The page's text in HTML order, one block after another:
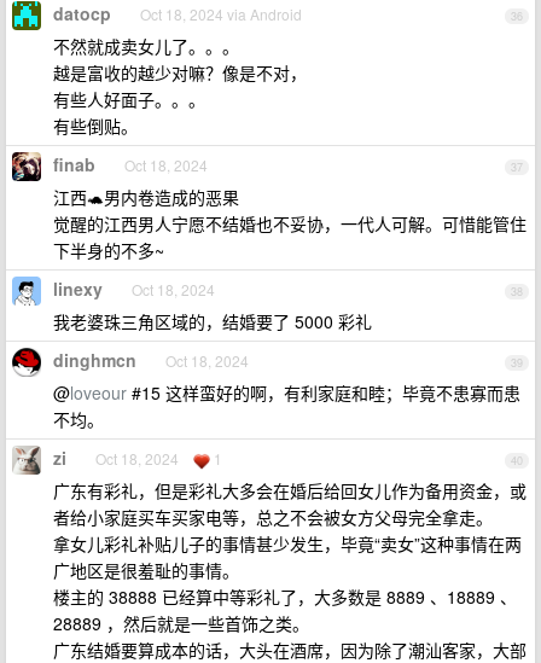
36
datocp Oct 18, 2024 via Android
不然就成卖女儿了。。。
越是富收的越少对嘛？像是不对，
有些人好面子。。。
有些倒贴。
37
finab Oct 18, 2024
江西🐢男内卷造成的恶果
觉醒的江西男人宁愿不结婚也不妥协，一代人可解。可惜能管住
下半身的不多~
38
linexy Oct 18, 2024
我老婆珠三角区域的，结婚要了 5000 彩礼
39
dinghmcn Oct 18, 2024
@loveour #15 这样蛮好的啊，有利家庭和睦；毕竟不患寡而患
不均。
40
zi Oct 18, 2024 1
广东有彩礼，但是彩礼大多会在婚后给回女儿作为备用资金，或
者给小家庭买车买家电等，总之不会被女方父母完全拿走。
拿女儿彩礼补贴儿子的事情甚少发生，毕竟“卖女”这种事情在两
广地区是很羞耻的事情。
楼主的 38888 已经算中等彩礼了，大多数是 8889 、18889 、
28889 ，然后就是一些首饰之类。
广东结婚要算成本的话，大头在酒席，因为除了潮汕客家，大部